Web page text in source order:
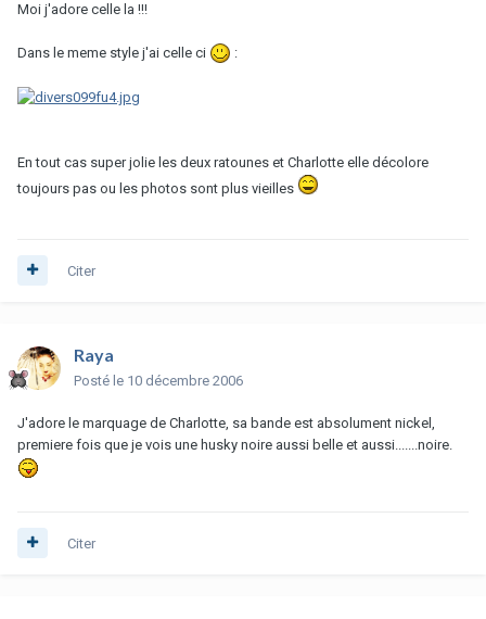
Moi j'adore celle la !!!
Dans le meme style j'ai celle ci :
En tout cas super jolie les deux ratounes et Charlotte elle décolore
toujours pas ou les photos sont plus vieilles
Citer
Raya
Posté le 10 décembre 2006
J'adore le marquage de Charlotte, sa bande est absolument nickel,
premiere fois que je vois une husky noire aussi belle et aussi.......noire.
Citer